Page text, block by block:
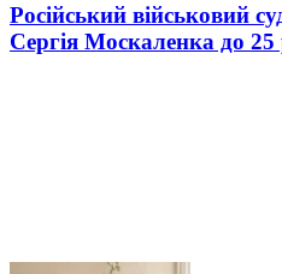
Російський військовий
Сергія Москаленка до 25